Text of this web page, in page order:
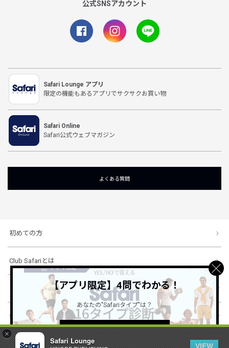
×
Safari Lounge
VIEW
公式SNSアカウント
Safari Lounge アプリ
限定の機能もあるアプリでサクサクお買い物
Safari Online
Safari公式ウェブマガジン
よくある質問
初めての方
Club Safariとは
ショッピングガイド
会社概要・規約
【アプリ限定】4問でわかる！
あなたの"Safariタイプ"は？
詳しくはこちら ＞